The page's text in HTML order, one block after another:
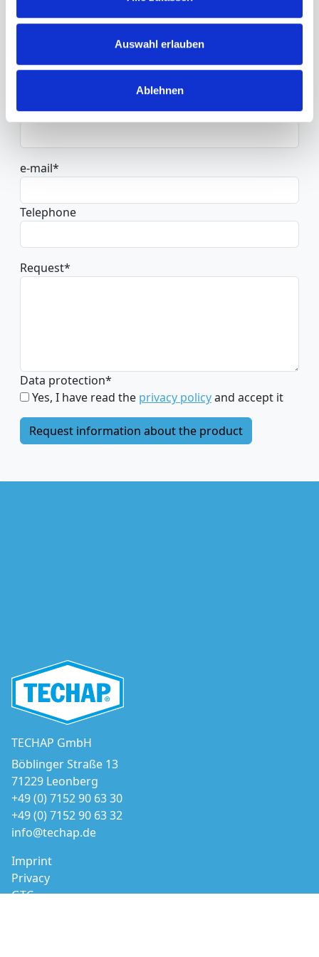
Auswahl erlauben
Ablehnen
First name
Surname*
e-mail*
Telephone
Request*
Data protection*
Yes, I have read the privacy policyand accept it
TECHAP GmbH
Böblinger Straße 13
71229 Leonberg
+49 (0) 7152 90 63 30
+49 (0) 7152 90 63 32
info@techap.de
Imprint
Privacy
GTC